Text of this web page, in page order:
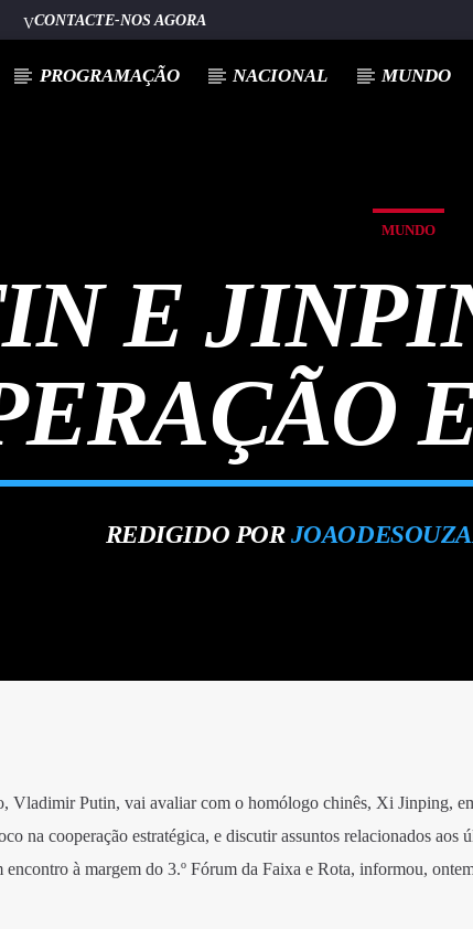
CONTACTE-NOS AGORA
PROGRAMAÇÃO NACIONAL MUNDO
MUNDO
E
REDIGIDO POR
Vladimir Putin, vai avaliar com o homólogo chinês, Xi Jinping,
na cooperação estratégica, e discutir assuntos relacionados aos
encontro à margem do 3.º Fórum da Faixa e Rota, informou,